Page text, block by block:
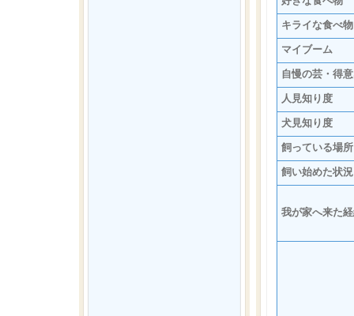
キライな食べ物
マイブーム
自慢の芸・得
人見知り度
犬見知り度
飼っている場所
飼い始めた状況
我が家へ来た